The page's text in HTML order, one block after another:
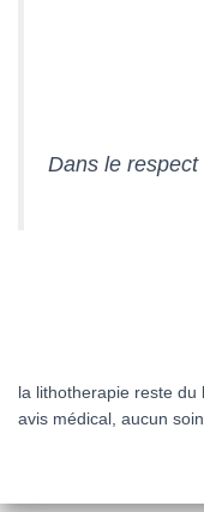
Dans le
la lithotherapie reste
avis médical, aucun